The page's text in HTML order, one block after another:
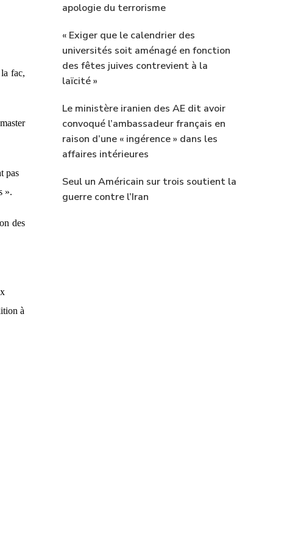
fac,
pas
».
des
à
apologie du terrorisme
« Exiger que le calendrier des
universités soit aménagé en fonction
des fêtes juives contrevient à la
laïcité »
Le ministère iranien des AE dit avoir
convoqué l’ambassadeur français en
raison d’une « ingérence » dans les
affaires intérieures
Seul un Américain sur trois soutient la
guerre contre l’Iran